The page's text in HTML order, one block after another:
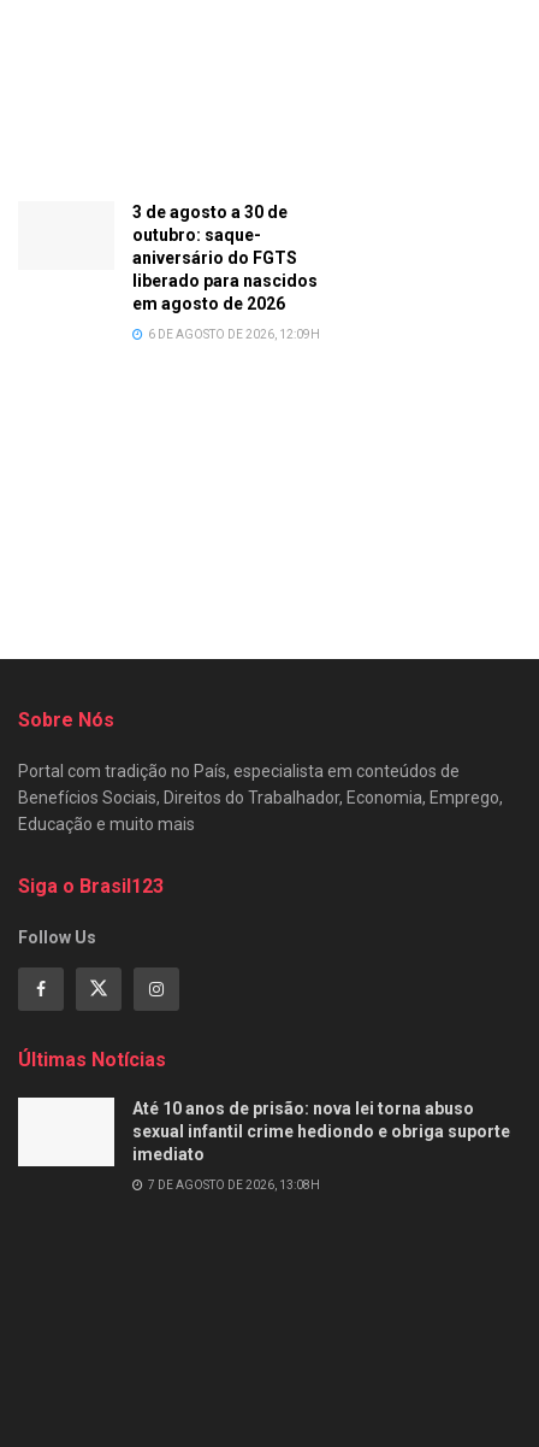
3 de agosto a 30 de
outubro: saque-
aniversário do FGTS
liberado para nascidos
em agosto de 2026
6 DE AGOSTO DE 2026, 12:09H
Sobre Nós
Portal com tradição no País, especialista em conteúdos de
Benefícios Sociais, Direitos do Trabalhador, Economia, Emprego,
Educação e muito mais
Siga o Brasil123
Follow Us
Últimas Notícias
Até 10 anos de prisão: nova lei torna abuso
sexual infantil crime hediondo e obriga suporte
imediato
7 DE AGOSTO DE 2026, 13:08H